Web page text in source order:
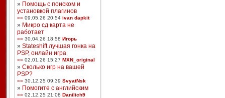
» Помощь с поиском и
установкой плагинов
»» 09.05.26 20:54 ivan dapkit
» Микро сд карта не
работает
»» 30.04.26 18:58 Игорь
» Stateshift лучшая гонка на
PSP, онлайн игра
»» 02.01.26 15:27 MXN_original
» Сколько игр на вашей
PSP?
»» 30.12.25 09:39 SvyatNsk
» Помогите с английским
»» 02.12.25 21:08 Danilich9